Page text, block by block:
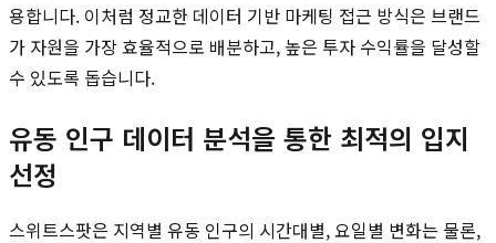
용합니다. 이처럼 정교한 데이터 기반 마케팅 접근 방식은 브랜드
가 자원을 가장 효율적으로 배분하고, 높은 투자 수익률을 달성할
수 있도록 돕습니다.
유동 인구 데이터 분석을 통한 최적의 입지
선정
스위트스팟은 지역별 유동 인구의 시간대별, 요일별 변화는 물론,